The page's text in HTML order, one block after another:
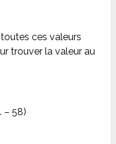
ces valeurs
trouver la valeur au
– 58)